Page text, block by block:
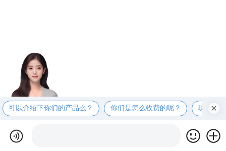
可以介绍下你们的产品么？ 你们是怎么收费的呢？ 现在有